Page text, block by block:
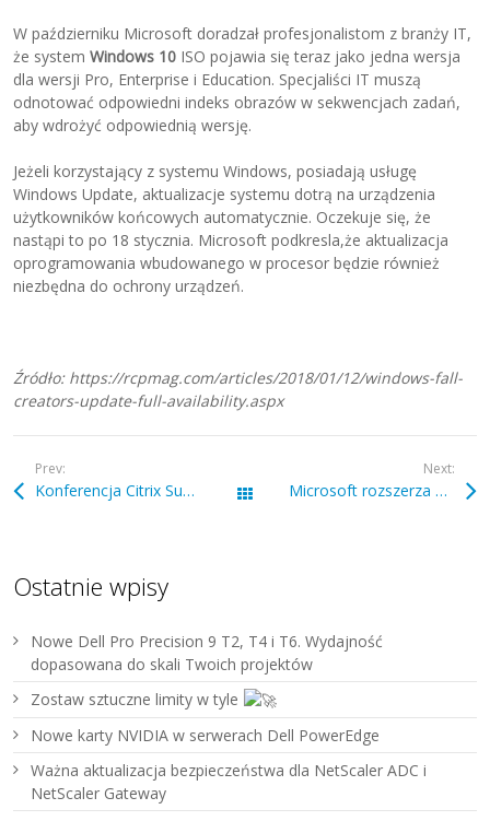
W październiku Microsoft doradzał profesjonalistom z branży IT,
że systemWindows 10 ISO pojawia się teraz jako jedna wersja
dla wersji Pro, Enterprise i Education. Specjaliści IT muszą
odnotować odpowiedni indeks obrazów w sekwencjach zadań,
aby wdrożyć odpowiednią wersję.
Jeżeli korzystający z systemu Windows, posiadają usługę
Windows Update, aktualizacje systemu dotrą na urządzenia
użytkowników końcowych automatycznie. Oczekuje się, że
nastąpi to po 18 stycznia. Microsoft podkresla,że aktualizacja
oprogramowania wbudowanego w procesor będzie również
niezbędna do ochrony urządzeń.
Źródło: https://rcpmag.com/articles/2018/01/12/windows-fall-
creators-update-full-availability.aspx
Prev:
Konferencja Citrix Summit 2018 Wszystkie wpisy
Next:
Microsoft rozszerza program ochrony własności intelektualnej na Azure Stack
Ostatnie wpisy
Nowe Dell Pro Precision 9 T2, T4 i T6. Wydajność
dopasowana do skali Twoich projektów
Zostaw sztuczne limity w tyle
Nowe karty NVIDIA w serwerach Dell PowerEdge
Ważna aktualizacja bezpieczeństwa dla NetScaler ADC i
NetScaler Gateway